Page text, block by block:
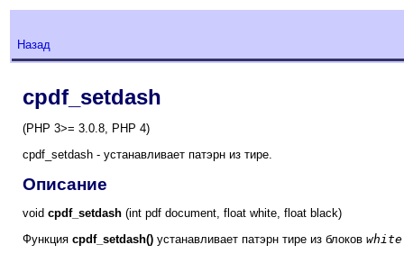
Назад
cpdf_setdash
(PHP 3>= 3.0.8, PHP 4)
cpdf_setdash - устанавливает патэрн из тире.
Описание
void cpdf_setdash (int pdf document, float white, float black)
Функция cpdf_setdash() устанавливает патэрн тире из блоков white